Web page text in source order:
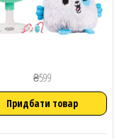
₴599
Придбати товар